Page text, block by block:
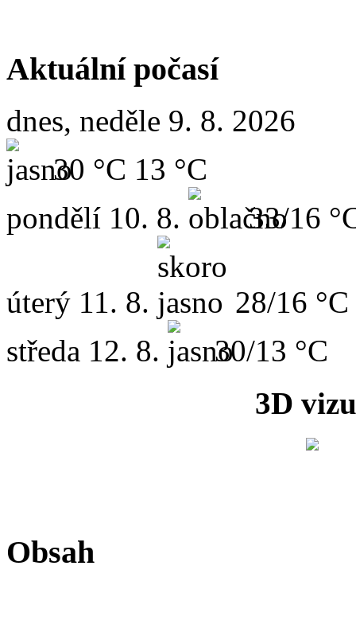
Aktuální počasí
dnes, neděle 9. 8. 2026
30 °C 13 °C
pondělí 10. 8. 33/16
úterý 11. 8.
28/16 °C
středa 12. 8.
30/13 °C
3D
Obsah